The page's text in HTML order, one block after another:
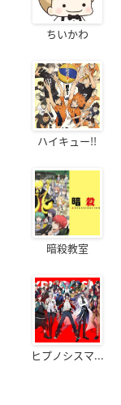
ちいかわ
ハイキュー!!
暗殺教室
ヒプノシスマ...